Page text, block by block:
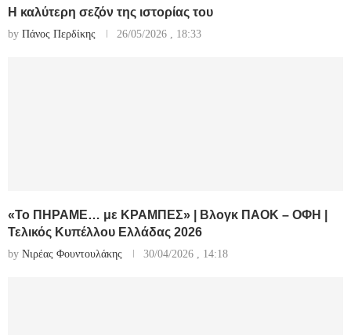
Η καλύτερη σεζόν της ιστορίας του
by Πάνος Περδίκης 26/05/2026 , 18:33
«Το ΠΗΡΑΜΕ… με ΚΡΑΜΠΕΣ» | Βλογκ ΠΑΟΚ – ΟΦΗ |
Τελικός Κυπέλλου Ελλάδας 2026
by Νιρέας Φουντουλάκης 30/04/2026 , 14:18